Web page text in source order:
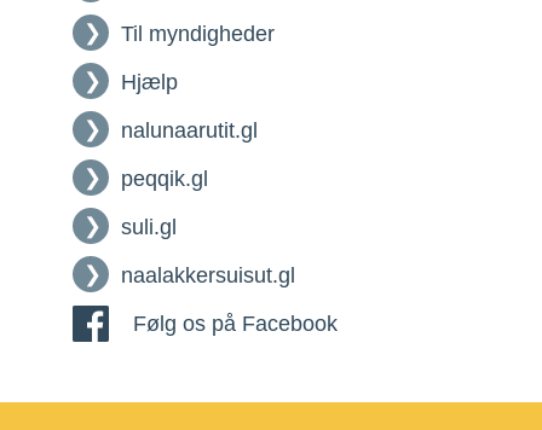
Til myndigheder
Hjælp
nalunaarutit.gl
peqqik.gl
suli.gl
naalakkersuisut.gl
Følg os på Facebook